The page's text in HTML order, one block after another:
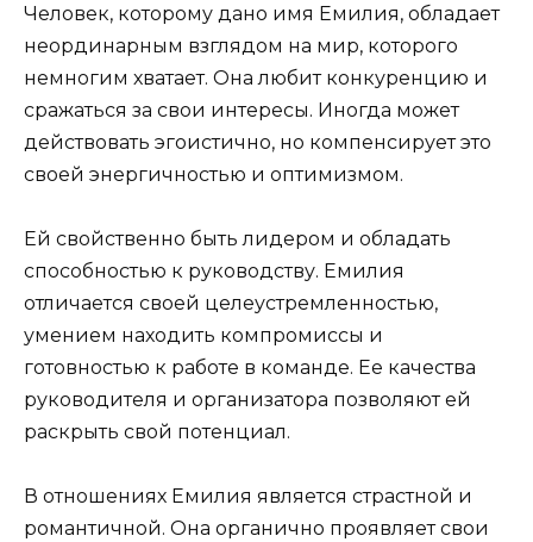
Человек, которому дано имя Емилия, обладает
неординарным взглядом на мир, которого
немногим хватает. Она любит конкуренцию и
сражаться за свои интересы. Иногда может
действовать эгоистично, но компенсирует это
своей энергичностью и оптимизмом.
Ей свойственно быть лидером и обладать
способностью к руководству. Емилия
отличается своей целеустремленностью,
умением находить компромиссы и
готовностью к работе в команде. Ее качества
руководителя и организатора позволяют ей
раскрыть свой потенциал.
В отношениях Емилия является страстной и
романтичной. Она органично проявляет свои